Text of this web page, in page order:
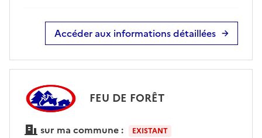
Accéder aux informations détaillées
FEU DE FORÊT
sur ma commune : EXISTANT